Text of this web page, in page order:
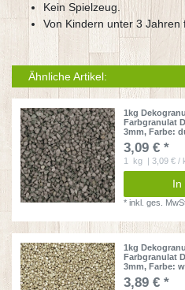
Kein Spielzeug.
Von Kindern unter 3 Jahren
Ähnliche Artikel:
1kg
Farbgranulat
3mm, Farbe:
3,09 € *
1 kg | 3,09 € /
In
*inkl. ges.
1kg
Farbgranulat
3mm, Farbe:
3,89 € *